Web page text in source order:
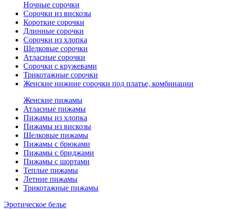
Ночные сорочки
Сорочки из вискозы
Короткие сорочки
Длинные сорочки
Сорочки из хлопка
Шелковые сорочки
Атласные сорочки
Сорочки с кружевами
Трикотажные сорочки
Женские нижние сорочки под платье, комбинации
Женские пижамы
Атласные пижамы
Пижамы из хлопка
Пижамы из вискозы
Шелковые пижамы
Пижамы с брюками
Пижамы с бриджами
Пижамы с шортами
Теплые пижамы
Летние пижамы
Трикотажные пижамы
Эротическое белье